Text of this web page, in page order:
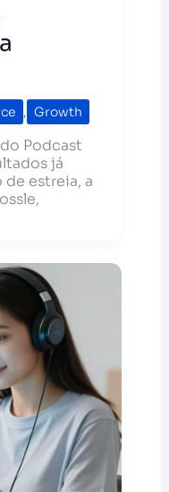
, Growth
Podcast
já
estreia, a